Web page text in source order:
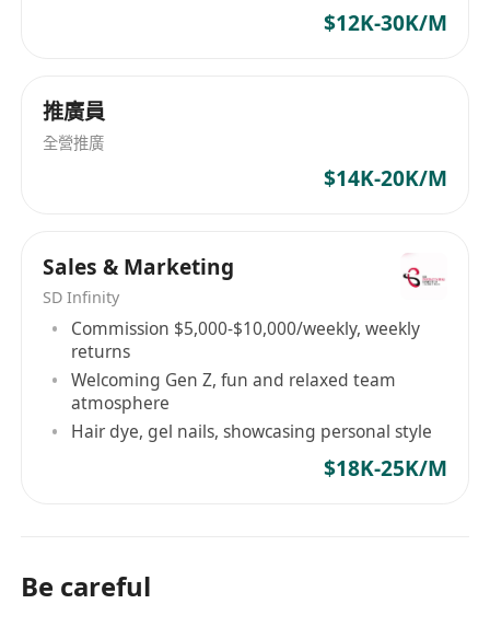
$12K-30K/M
推廣員
全營推廣
$14K-20K/M
Sales & Marketing
SD Infinity
Commission $5,000-$10,000/weekly, weekly
returns
Welcoming Gen Z, fun and relaxed team
atmosphere
Hair dye, gel nails, showcasing personal style
$18K-25K/M
Be careful